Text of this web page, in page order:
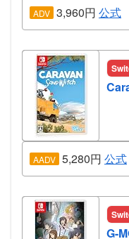
ADV 3,960円 公式
AADV 5,280円 公式
G-